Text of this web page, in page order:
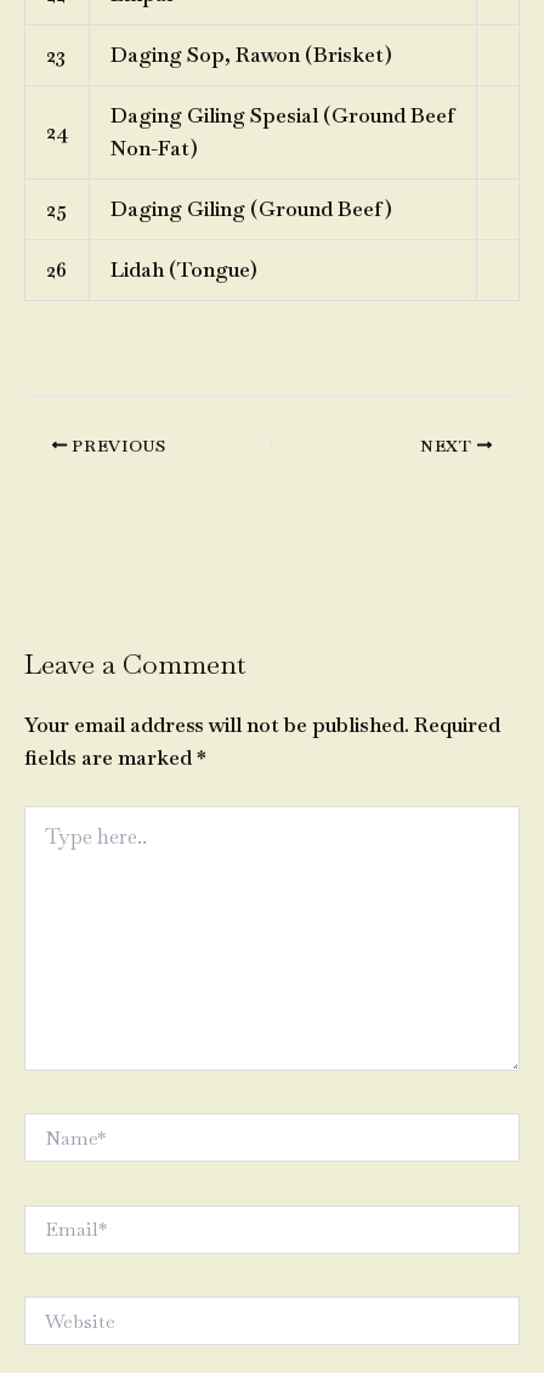
23 Daging Sop, Rawon (Brisket)
24
Daging Giling Spesial (Ground Beef
Non-Fat)
25 Daging Giling (Ground Beef)
26 Lidah (Tongue)
PREVIOUS NEXT
Leave a Comment
Your email address will not be published. Required
fields are marked*
here..